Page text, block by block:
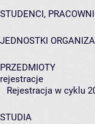
STUDENCI,
JEDNOSTKI
PRZEDMIOTY
rejestracje
Rejestracja w cyklu
STUDIA